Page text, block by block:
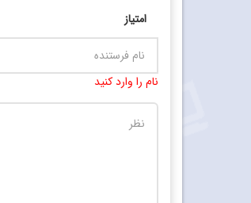
امتیاز
نام را وارد کنید